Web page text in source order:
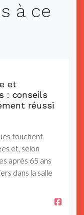
à ce
et
: conseils
réussi
touchent
et, selon
après 65 ans
dans la salle